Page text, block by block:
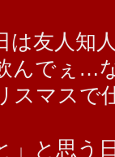
は友人知
んでぇ…
スマスで
」と思う